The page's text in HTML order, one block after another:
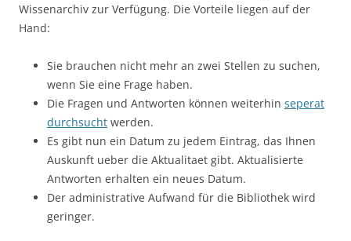
Wissenarchiv zur Verfügung. Die Vorteile liegen auf der
Hand:
Sie brauchen nicht mehr an zwei Stellen zu suchen,
wenn Sie eine Frage haben.
Die Fragen und Antworten können weiterhin seperat
durchsucht werden.
Es gibt nun ein Datum zu jedem Eintrag, das Ihnen
Auskunft ueber die Aktualitaet gibt. Aktualisierte
Antworten erhalten ein neues Datum.
Der administrative Aufwand für die Bibliothek wird
geringer.